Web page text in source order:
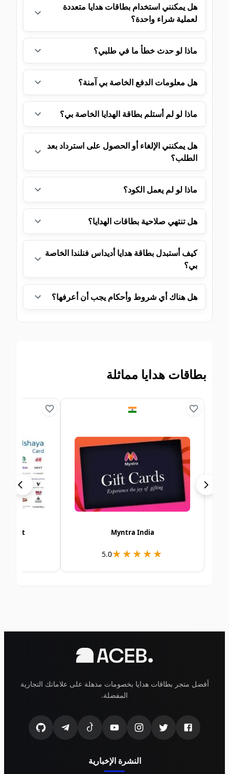
هل يمكنني استخدام بطاقات هدايا متعددة
لعملية شراء واحدة؟
ماذا لو حدث خطأ ما في طلبي؟
هل معلومات الدفع الخاصة بي آمنة؟
ماذا لو لم أستلم بطاقة الهدايا الخاصة بي؟
هل يمكنني الإلغاء أو الحصول على استرداد بعد
الطلب؟
ماذا لو لم يعمل الكود؟
هل تنتهي صلاحية بطاقات الهدايا؟
كيف أستبدل بطاقة هدايا أديداس فنلندا الخاصة
بي؟
هل هناك أي شروط وأحكام يجب أن أعرفها؟
بطاقات هدايا مماثلة
Myntra India
★★★★★
★★★★★
5.0
Kuwait
أفضل متجر بطاقات هدايا بخصومات مذهلة على علاماتك التجارية
المفضلة.
النشرة الإخبارية